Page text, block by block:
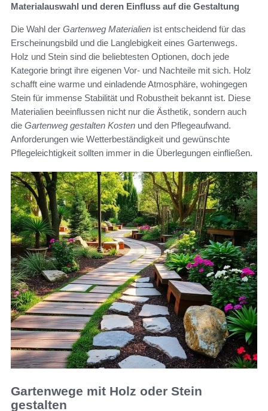
Materialauswahl und deren Einfluss auf die Gestaltung
Die Wahl der Gartenweg Materialien ist entscheidend für das
Erscheinungsbild und die Langlebigkeit eines Gartenwegs.
Holz und Stein sind die beliebtesten Optionen, doch jede
Kategorie bringt ihre eigenen Vor- und Nachteile mit sich. Holz
schafft eine warme und einladende Atmosphäre, wohingegen
Stein für immense Stabilität und Robustheit bekannt ist. Diese
Materialien beeinflussen nicht nur die Ästhetik, sondern auch
die Gartenweg gestalten Kosten und den Pflegeaufwand.
Anforderungen wie Wetterbeständigkeit und gewünschte
Pflegeleichtigkeit sollten immer in die Überlegungen einfließen.
Gartenwege mit Holz oder Stein
gestalten